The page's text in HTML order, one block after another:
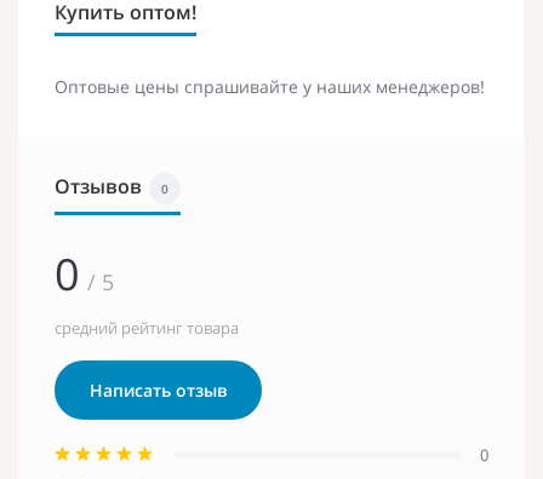
Купить оптом!
Оптовые цены спрашивайте у наших менеджеров!
Отзывов 0
0 / 5
средний рейтинг товара
Написать отзыв
0